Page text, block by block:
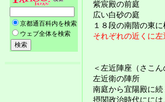
紫宸殿の前庭
広い白砂の庭
１８段の南階の東に
それぞれの近くに
＜左近陣座（さこん
左近衛の陣所
南庭から宜陽殿に続
摂関政治時代にには